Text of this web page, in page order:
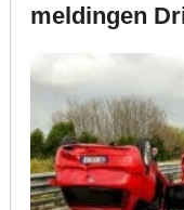
meldingen